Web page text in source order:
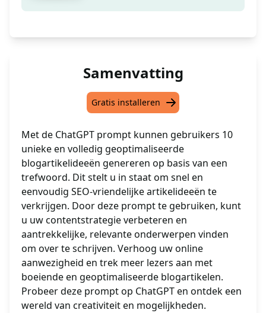
Samenvatting
Gratis installeren
Met de ChatGPT prompt kunnen gebruikers 10
unieke en volledig geoptimaliseerde
blogartikelideeën genereren op basis van een
trefwoord. Dit stelt u in staat om snel en
eenvoudig SEO-vriendelijke artikelideeën te
verkrijgen. Door deze prompt te gebruiken, kunt
u uw contentstrategie verbeteren en
aantrekkelijke, relevante onderwerpen vinden
om over te schrijven. Verhoog uw online
aanwezigheid en trek meer lezers aan met
boeiende en geoptimaliseerde blogartikelen.
Probeer deze prompt op ChatGPT en ontdek een
wereld van creativiteit en mogelijkheden.